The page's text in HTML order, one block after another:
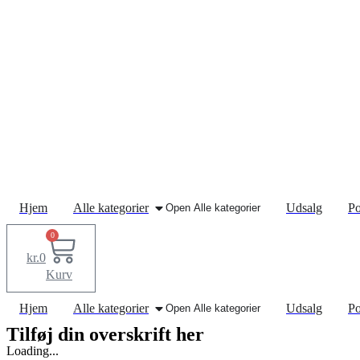
Hjem Alle kategorier Open Alle kategorier Udsalg
kr.0
0
Kurv
Hjem Alle kategorier Open Alle kategorier Udsalg
Tilføj din overskrift her
Loading...